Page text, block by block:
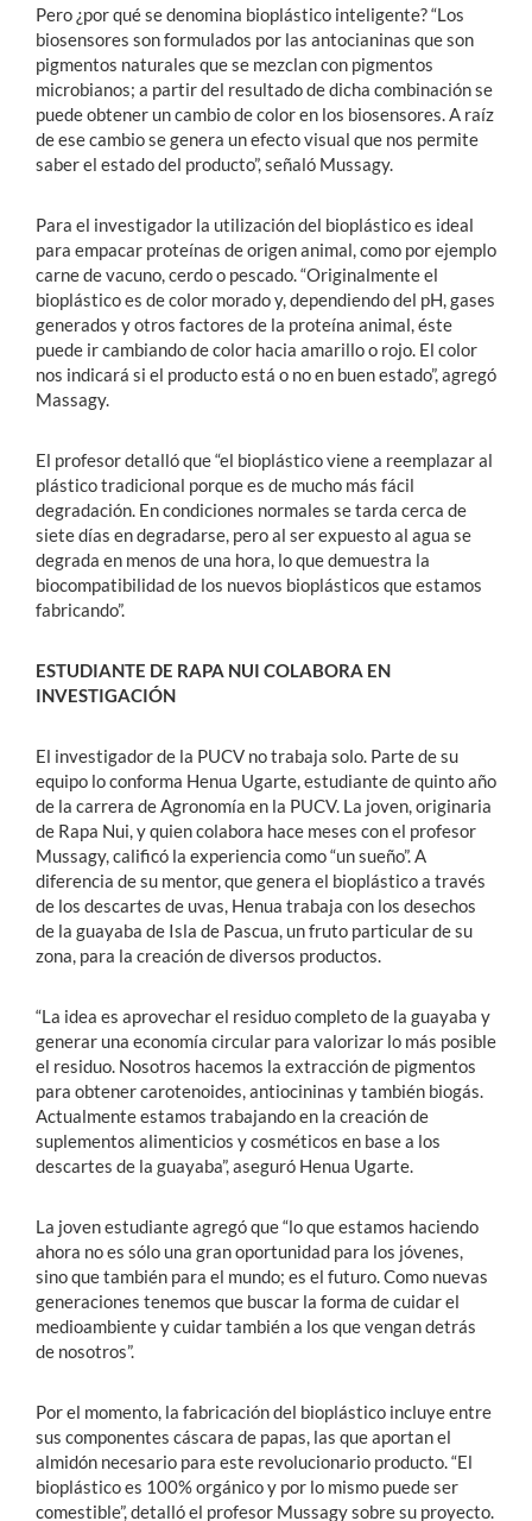
Pero ¿por qué se denomina bioplástico inteligente? “Los
biosensores son formulados por las antocianinas que son
pigmentos naturales que se mezclan con pigmentos
microbianos; a partir del resultado de dicha combinación se
puede obtener un cambio de color en los biosensores. A raíz
de ese cambio se genera un efecto visual que nos permite
saber el estado del producto”, señaló Mussagy.
Para el investigador la utilización del bioplástico es ideal
para empacar proteínas de origen animal, como por ejemplo
carne de vacuno, cerdo o pescado. “Originalmente el
bioplástico es de color morado y, dependiendo del pH, gases
generados y otros factores de la proteína animal, éste
puede ir cambiando de color hacia amarillo o rojo. El color
nos indicará si el producto está o no en buen estado”, agregó
Massagy.
El profesor detalló que “el bioplástico viene a reemplazar al
plástico tradicional porque es de mucho más fácil
degradación. En condiciones normales se tarda cerca de
siete días en degradarse, pero al ser expuesto al agua se
degrada en menos de una hora, lo que demuestra la
biocompatibilidad de los nuevos bioplásticos que estamos
fabricando”.
ESTUDIANTE DE RAPA NUI COLABORA EN
INVESTIGACIÓN
El investigador de la PUCV no trabaja solo. Parte de su
equipo lo conforma Henua Ugarte, estudiante de quinto año
de la carrera de Agronomía en la PUCV. La joven, originaria
de Rapa Nui, y quien colabora hace meses con el profesor
Mussagy, calificó la experiencia como “un sueño”. A
diferencia de su mentor, que genera el bioplástico a través
de los descartes de uvas, Henua trabaja con los desechos
de la guayaba de Isla de Pascua, un fruto particular de su
zona, para la creación de diversos productos.
“La idea es aprovechar el residuo completo de la guayaba y
generar una economía circular para valorizar lo más posible
el residuo. Nosotros hacemos la extracción de pigmentos
para obtener carotenoides, antiocininas y también biogás.
Actualmente estamos trabajando en la creación de
suplementos alimenticios y cosméticos en base a los
descartes de la guayaba”, aseguró Henua Ugarte.
La joven estudiante agregó que “lo que estamos haciendo
ahora no es sólo una gran oportunidad para los jóvenes,
sino que también para el mundo; es el futuro. Como nuevas
generaciones tenemos que buscar la forma de cuidar el
medioambiente y cuidar también a los que vengan detrás
de nosotros”.
Por el momento, la fabricación del bioplástico incluye entre
sus componentes cáscara de papas, las que aportan el
almidón necesario para este revolucionario producto. “El
bioplástico es 100% orgánico y por lo mismo puede ser
comestible”, detalló el profesor Mussagy sobre su proyecto.